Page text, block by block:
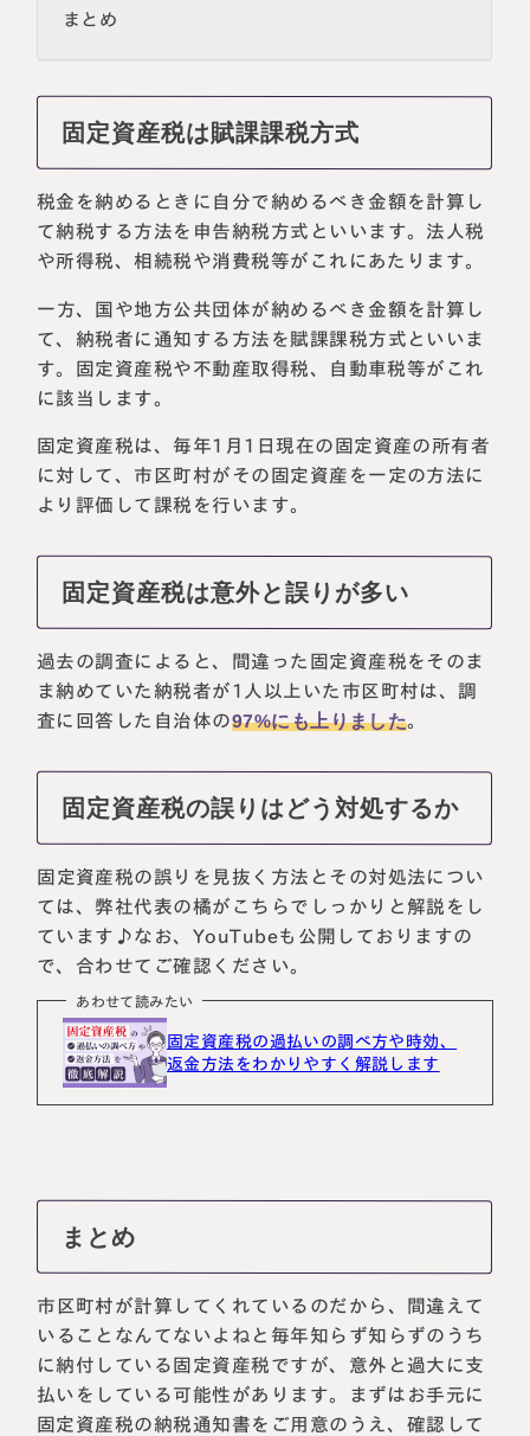
名古屋事務所
450-0002
知県名古屋市中村区名駅三丁目28
12号
Access
大宮事務所
〒330-0854
大宮ソラミチKOZ4階
Access
まとめ
固定資産税は賦課課税方式
税金を納めるときに自分で納めるべき金額を計算し
て納税する方法を申告納税方式といいます。法人税
や所得税、相続税や消費税等がこれにあたります。
一方、国や地方公共団体が納めるべき金額を計算し
て、納税者に通知する方法を賦課課税方式といいま
す。固定資産税や不動産取得税、自動車税等がこれ
に該当します。
固定資産税は、毎年1月1日現在の固定資産の所有者
に対して、市区町村がその固定資産を一定の方法に
より評価して課税を行います。
固定資産税は意外と誤りが多い
過去の調査によると、間違った固定資産税をそのま
ま納めていた納税者が1人以上いた市区町村は、調
査に回答した自治体の97%にも上りました。
固定資産税の誤りはどう対処するか
固定資産税の誤りを見抜く方法とその対処法につい
ては、弊社代表の橘がこちらでしっかりと解説をし
ています♪なお、YouTubeも公開しておりますの
で、合わせてご確認ください。
あわせて読みたい
固定資産税の過払いの調べ方や時効、
返金方法をわかりやすく解説します
まとめ
市区町村が計算してくれているのだから、間違えて
いることなんてないよねと毎年知らず知らずのうち
に納付している固定資産税ですが、意外と過大に支
払いをしている可能性があります。まずはお手元に
固定資産税の納税通知書をご用意のうえ、確認して